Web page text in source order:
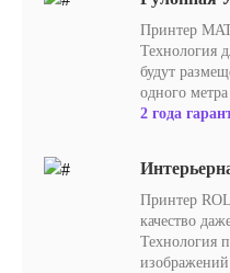
Принтер
Технология
будут
одного метра
2 года
Принтер
качество
Технология